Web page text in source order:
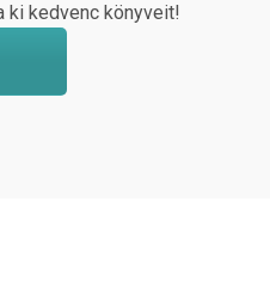
ki kedvenc könyveit!